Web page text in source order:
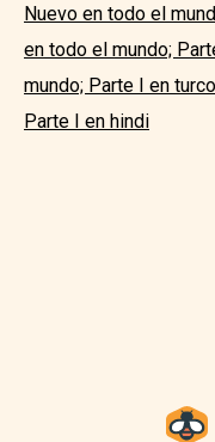
Nuevo en todo el
en todo el mundo;
mundo; Parte I en turco
Parte I en hindi